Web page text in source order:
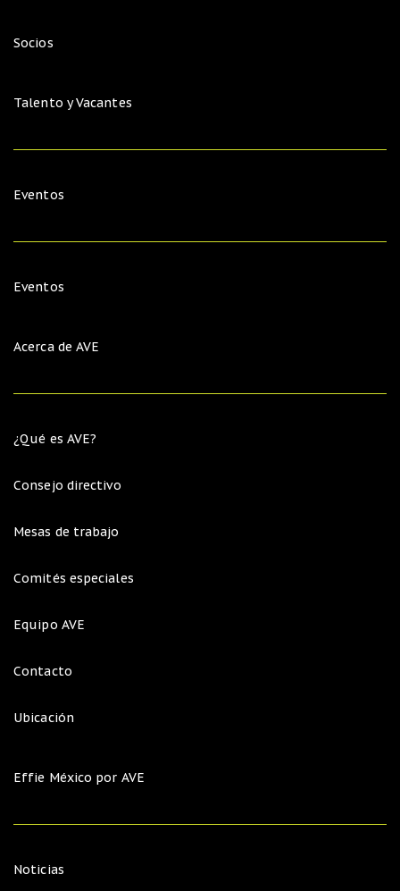
Socios
Talento y Vacantes
Eventos
Eventos
Acerca de AVE
¿Qué es AVE?
Consejo directivo
Mesas de trabajo
Comités especiales
Equipo AVE
Contacto
Ubicación
Effie México por AVE
Noticias